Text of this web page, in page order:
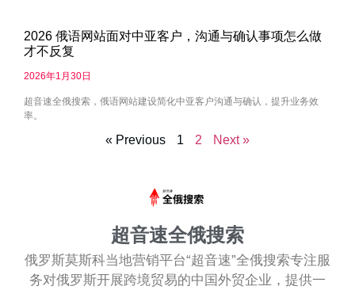
2026 俄语网站面对中亚客户，沟通与确认事项怎么做
才不反复
2026年1月30日
超音速全俄搜索，俄语网站建设简化中亚客户沟通与确认，提升业务效
率。
« Previous 1 2 Next »
超音速全俄搜索
俄罗斯莫斯科当地营销平台“超音速”全俄搜索专注服
务对俄罗斯开展跨境贸易的中国外贸企业，提供一